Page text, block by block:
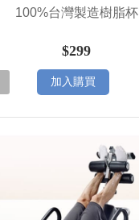
100%台灣製造樹脂杯
$299
加入購買